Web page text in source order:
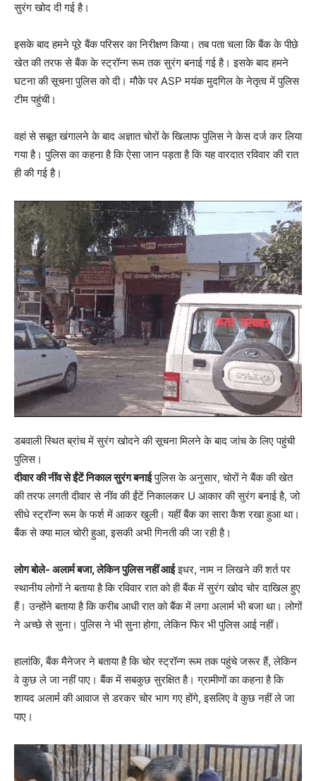
सुरंग खोद दी गई है।
इसके बाद हमने पूरे बैंक परिसर का निरीक्षण किया। तब पता चला कि बैंक के पीछे
खेत की तरफ से बैंक के स्ट्रॉन्ग रूम तक सुरंग बनाई गई है। इसके बाद हमने
घटना की सूचना पुलिस को दी। मौके पर ASP मयंक मुदगिल के नेतृत्व में पुलिस
टीम पहुंची।
वहां से सबूत खंगालने के बाद अज्ञात चोरों के खिलाफ पुलिस ने केस दर्ज कर लिया
गया है। पुलिस का कहना है कि ऐसा जान पड़ता है कि यह वारदात रविवार की रात
ही की गई है।
डबवाली स्थित ब्रांच में सुरंग खोदने की सूचना मिलने के बाद जांच के लिए पहुंची
पुलिस।
दीवार की नींव से ईंटें निकाल सुरंग बनाईपुलिस के अनुसार, चोरों ने बैंक की खेत
की तरफ लगती दीवार से नींव की ईंटें निकालकर U आकार की सुरंग बनाई है, जो
सीधे स्ट्रॉन्ग रूम के फर्श में आकर खुली। यहीं बैंक का सारा कैश रखा हुआ था।
बैंक से क्या माल चोरी हुआ, इसकी अभी गिनती की जा रही है।
लोग बोले- अलार्म बजा, लेकिन पुलिस नहीं आईइधर, नाम न लिखने की शर्त पर
स्थानीय लोगों ने बताया है कि रविवार रात को ही बैंक में सुरंग खोद चोर दाखिल हुए
हैं। उन्होंने बताया है कि करीब आधी रात को बैंक में लगा अलार्म भी बजा था। लोगों
ने अच्छे से सुना। पुलिस ने भी सुना होगा, लेकिन फिर भी पुलिस आई नहीं।
हालांकि, बैंक मैनेजर ने बताया है कि चोर स्ट्रॉन्ग रूम तक पहुंचे जरूर हैं, लेकिन
वे कुछ ले जा नहीं पाए। बैंक में सबकुछ सुरक्षित है। ग्रामीणों का कहना है कि
शायद अलार्म की आवाज से डरकर चोर भाग गए होंगे, इसलिए वे कुछ नहीं ले जा
पाए।